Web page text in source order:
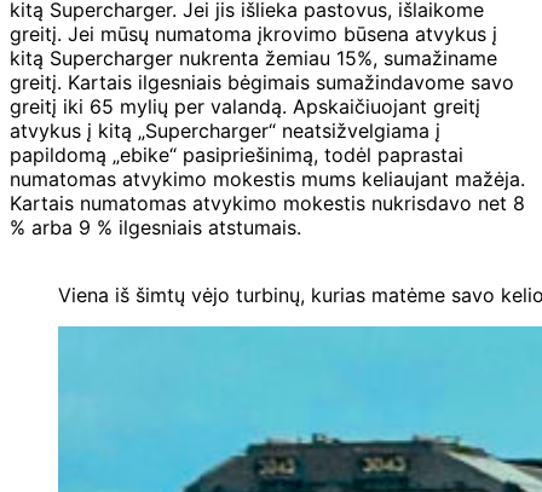
kitą Supercharger. Jei jis išlieka pastovus, išlaikome
greitį. Jei mūsų numatoma įkrovimo būsena atvykus į
kitą Supercharger nukrenta žemiau 15%, sumažiname
greitį. Kartais ilgesniais bėgimais sumažindavome savo
greitį iki 65 mylių per valandą. Apskaičiuojant greitį
atvykus į kitą „Supercharger“ neatsižvelgiama į
papildomą „ebike“ pasipriešinimą, todėl paprastai
numatomas atvykimo mokestis mums keliaujant mažėja.
Kartais numatomas atvykimo mokestis nukrisdavo net 8
% arba 9 % ilgesniais atstumais.
Viena iš šimtų vėjo turbinų, kurias matėme savo